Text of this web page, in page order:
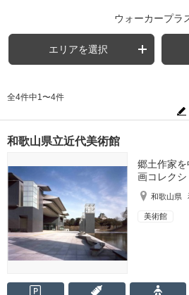
ウォーカープラ
エリアを選択
全4件中1〜4件
和歌山県立近代美術館
郷土作家
画コレク
和歌山県
美術館